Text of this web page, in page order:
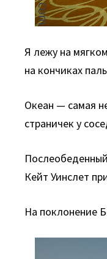
Я лежу на
на кончиках
Океан — самая
страничек у
Кейт Уинслет
На поклонение